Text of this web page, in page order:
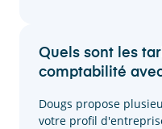
Quels sont les
comptabilité
Dougs propose
votre profil